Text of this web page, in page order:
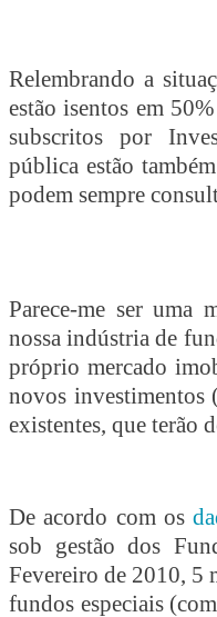
Relembrando a
estão isentos em
subscritos por
pública estão
podem sempre
Parece-me ser uma
nossa indústria de
próprio mercado
novos investimentos
existentes, que terão
De acordo com os
sob gestão dos
Fevereiro de 2010, 5
fundos especiais